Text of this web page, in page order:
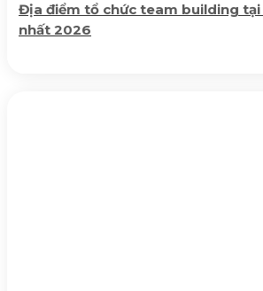
Địa điểm tổ chức team building
nhất 2026